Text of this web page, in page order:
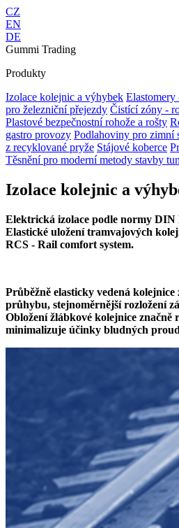
CZ
EN
DE
Gummi Trading
Produkty
Izolace kolejnic a výhybek
pro železniční přejezdy Čistící zóny -
Plastové bezpečnostní rohože a rošty
gastro provozy Podlahoviny pro zimní
z recyklované pryže Stájové koberce
Těsnění pro moderní metody stavby
Izolace kolejnic a
Elektrická izolace podle normy DIN
Elastické uložení tramvajových
RCS - Rail comfort system.
Průběžně elasticky vedená
průhybu, stejnoměrnější rozložení
Obložení žlábkové kolejnice značně
minimalizuje účinky bludných